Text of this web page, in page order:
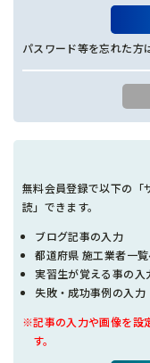
パスワード等を忘れた方
無料会員登録で以下の「
読」できます。
ブログ記事の入力
都道府県 施工業者一
実習生が覚える事の入
失敗・成功事例の入力
※記事の入力や画像を設
す。